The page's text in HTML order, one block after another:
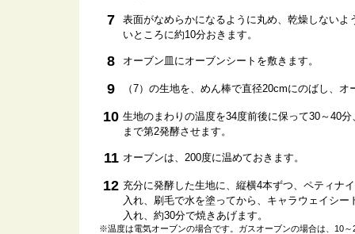
7
表面がなめらかになるように丸め、乾燥しないよ
いところに約10分おきます。
8 オーブン皿にオーブンシートを敷きます。
9 （7）の生地を、めん棒で直径20cmにのばし、
10 生地のまわりの温度を34度前後に保って30～40
まで第2発酵させます。
11 オーブンは、200度に温めておきます。
12 充分に発酵した生地に、縦横4本ずつ、ペティナ
入れ、刷毛で水を塗ってから、キャラウェイシー
入れ、約30分で焼きあげます。
※温度は電気オーブンの場合です。ガスオーブンの場合は、10